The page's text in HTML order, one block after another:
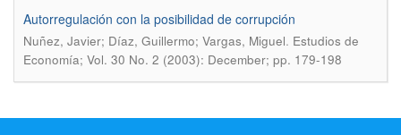
Autorregulación con la posibilidad de corrupción
Nuñez, Javier; Díaz, Guillermo; Vargas, Miguel. Estudios de
Economía; Vol. 30 No. 2 (2003): December; pp. 179-198